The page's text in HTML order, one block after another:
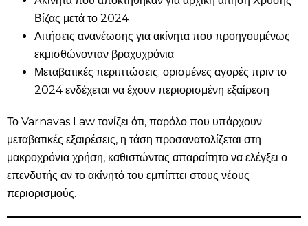
Βίζας μετά το 2024
Αιτήσεις ανανέωσης για ακίνητα που προηγουμένως
εκμισθώνονταν βραχυχρόνια
Μεταβατικές περιπτώσεις: ορισμένες αγορές πριν το
2024 ενδέχεται να έχουν περιορισμένη εξαίρεση
Το Varnavas Law τονίζει ότι, παρόλο που υπάρχουν
μεταβατικές εξαιρέσεις, η τάση προσανατολίζεται στη
μακροχρόνια χρήση, καθιστώντας απαραίτητο να ελέγξει ο
επενδυτής αν το ακίνητό του εμπίπτει στους νέους
περιορισμούς.